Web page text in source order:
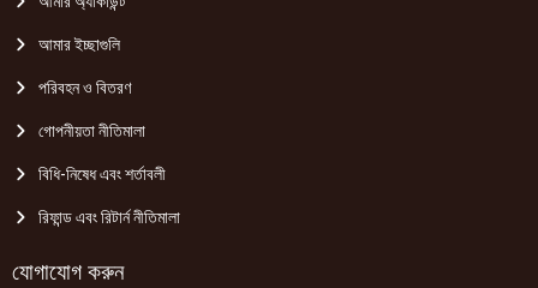
আমার ইচ্ছাগুলি
পরিবহন ও বিতরণ
গোপনীয়তা নীতিমালা
বিধি-নিষেধ এবং শর্তাবলী
রিফান্ড এবং রিটার্ন নীতিমালা
যোগাযোগ করুন